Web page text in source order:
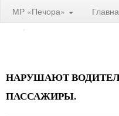
МР «Печора»
НАРУШАЮТ
ПАССАЖИРЫ.